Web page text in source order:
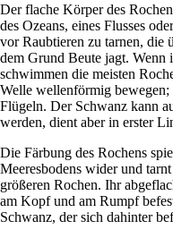
Der flache Körper des
des Ozeans, eines Flusses
vor Raubtieren zu tarnen, die
dem Grund Beute jagt. Wenn
schwimmen die meisten
Welle wellenförmig bewegen;
Flügeln. Der Schwanz kann
werden, dient aber in erster
Die Färbung des Rochens
Meeresbodens wider und
größeren Rochen. Ihr
am Kopf und am Rumpf
Schwanz, der sich dahinter